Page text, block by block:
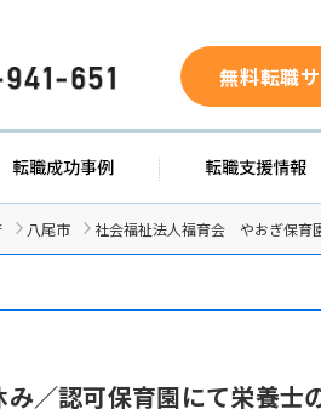
0120-941-651 無料転職
転職成功事例
八尾市 社会福祉法人福育会 やおぎ保育
み／認可保育園にて栄養